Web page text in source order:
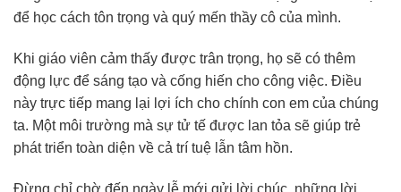
để học cách tôn trọng và quý mến thầy cô của mình.
Khi giáo viên cảm thấy được trân trọng, họ sẽ có thêm
động lực để sáng tạo và cống hiến cho công việc. Điều
này trực tiếp mang lại lợi ích cho chính con em của chúng
ta. Một môi trường mà sự tử tế được lan tỏa sẽ giúp trẻ
phát triển toàn diện về cả trí tuệ lẫn tâm hồn.
Đừng chỉ chờ đến ngày lễ mới gửi lời chúc, những lời